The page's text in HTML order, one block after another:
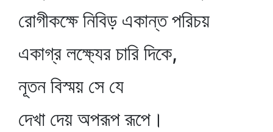
রোগীকক্ষে নিবিড় একান্ত পরিচয়
একাগ্র লক্ষ্যের চারি দিকে,
নূতন বিস্ময় সে যে
দেখা দেয় অপরূপ রূপে।